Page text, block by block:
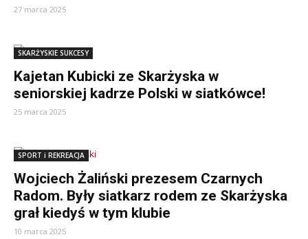
27 marca 2025
SKARŻYSKIE SUKCESY
Kajetan Kubicki ze Skarżyska w
seniorskiej kadrze Polski w siatkówce!
25 marca 2025
SPORT i REKREACJA
Wojciech Żaliński prezesem Czarnych
Radom. Były siatkarz rodem ze Skarżyska
grał kiedyś w tym klubie
10 marca 2025